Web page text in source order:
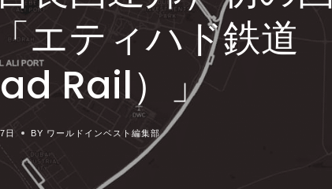
エティハド鉄道
Rail）」
日 BY ワールドインベスト編集部